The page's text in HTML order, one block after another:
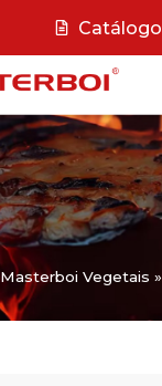
Catálogo
Masterboi Vegetais »